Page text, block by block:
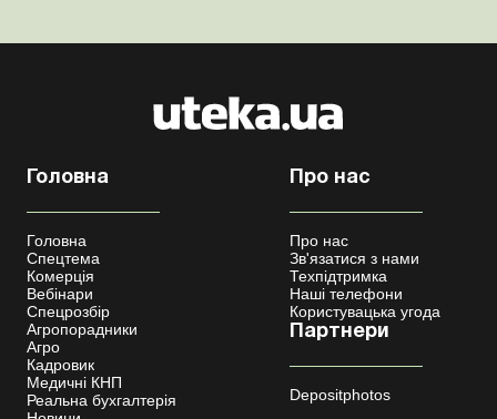
Головна
Головна
Спецтема
Комерція
Вебінари
Спецрозбір
Агропорадники
Агро
Кадровик
Медичні КНП
Реальна бухгалтерія
Про нас
Про нас
Зв'язатися з нами
Техпідтримка
Наші телефони
Користувацька угода
Партнери
Depositphotos